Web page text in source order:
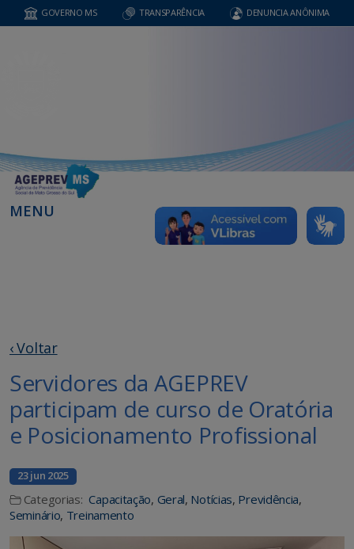
GOVERNO MS TRANSPARÊNCIA DENUNCIA ANÔNIMA
MENU
‹ Voltar
Servidores da AGEPREV
participam de curso de Oratória
e Posicionamento Profissional
23 jun 2025
Categorias: Capacitação, Geral, Notícias, Previdência,
Seminário, Treinamento